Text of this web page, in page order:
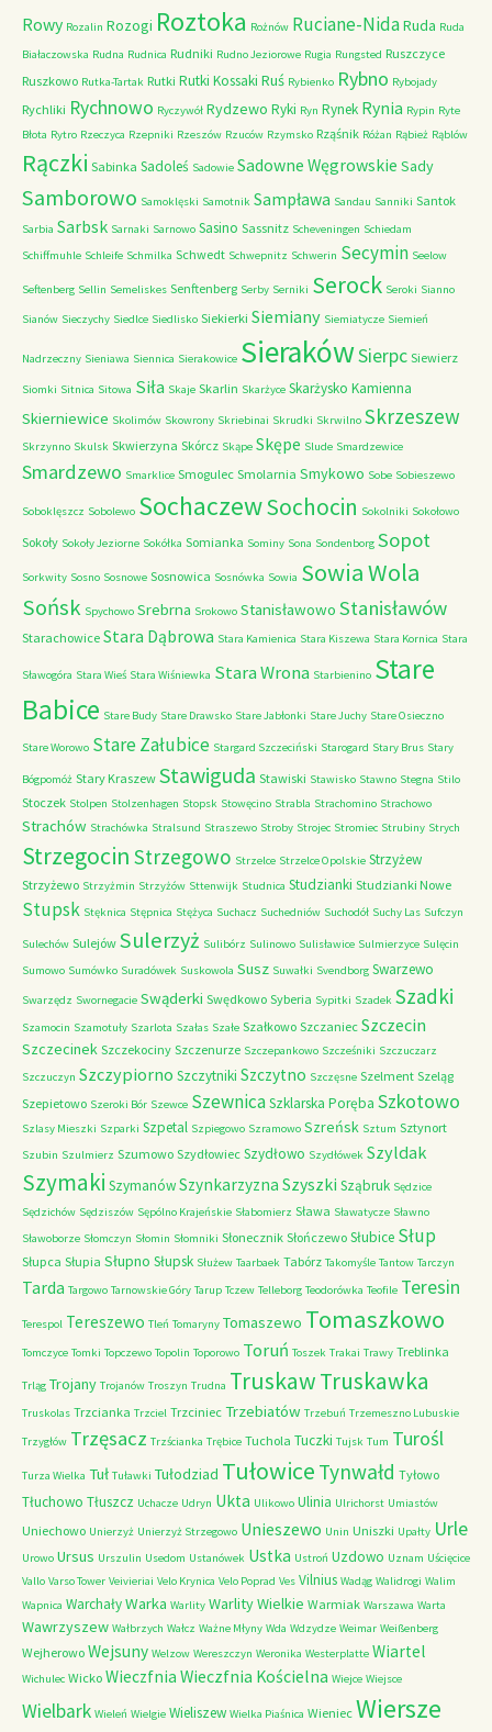
Rowy Rozalin Rozogi Roztoka Rożnów Ruciane-NidaRuda Ruda
Białaczowska Rudna Rudnica Rudniki Rudno Jeziorowe Rugia Rungsted Ruszczyce
Ruszkowo Rutka-Tartak Rutki Rutki Kossaki Ruś Rybienko Rybno Rybojady
Rychliki Rychnowo Ryczywół Rydzewo Ryki Ryn Rynek Rynia Rypin Ryte
Błota Rytro Rzeczyca Rzepniki Rzeszów Rzuców Rzymsko Rząśnik Różan Rąbież Rąblów
Rączki Sabinka Sadoleś Sadowie Sadowne Węgrowskie Sady
Samborowo Samoklęski Samotnik Sampława Sandau Sanniki Santok
Sarbia Sarbsk Sarnaki Sarnowo Sasino Sassnitz Scheveningen Schiedam
Schiffmuhle Schleife Schmilka Schwedt Schwepnitz Schwerin Secymin Seelow
Seftenberg Sellin Semeliskes Senftenberg Serby Serniki Serock Seroki Sianno
Sianów Sieczychy Siedlce Siedlisko Siekierki Siemiany Siemiatycze Siemień
Nadrzeczny Sieniawa Siennica Sierakowice SierakówSierpc Siewierz
Siomki Sitnica Sitowa Siła Skaje Skarlin Skarżyce Skarżysko Kamienna
Skierniewice Skolimów Skowrony Skriebinai Skrudki Skrwilno Skrzeszew
Skrzynno Skulsk Skwierzyna Skórcz Skąpe Skępe Slude Smardzewice
Smardzewo Smarklice Smogulec Smolarnia Smykowo Sobe Sobieszewo
Soboklęszcz Sobolewo SochaczewSochocin Sokolniki Sokołowo
Sokoły Sokoły Jeziorne Sokółka Somianka Sominy Sona Sondenborg Sopot
Sorkwity Sosno Sosnowe Sosnowica Sosnówka Sowia Sowia Wola
Sońsk Spychowo Srebrna Srokowo Stanisławowo Stanisławów
Starachowice Stara Dąbrowa Stara Kamienica Stara Kiszewa Stara Kornica Stara
Sławogóra Stara Wieś Stara Wiśniewka Stara Wrona Starbienino Stare
Babice Stare Budy Stare Drawsko Stare Jabłonki Stare Juchy Stare Osieczno
Stare Worowo Stare Załubice Stargard Szczeciński Starogard Stary Brus Stary
Bógpomóż Stary Kraszew Stawiguda Stawiski Stawisko Stawno Stegna Stilo
Stoczek Stolpen Stolzenhagen Stopsk Stowęcino Strabla Strachomino Strachowo
Strachów Strachówka Stralsund Straszewo Stroby Strojec Stromiec Strubiny Strych
Strzegocin Strzegowo Strzelce Strzelce Opolskie Strzyżew
Strzyżewo Strzyżmin Strzyżów Sttenwijk Studnica Studzianki Studzianki Nowe
Stupsk Stęknica Stępnica Stężyca Suchacz Suchedniów Suchodół Suchy Las Sufczyn
Sulechów Sulejów Sulerzyż Sulibórz Sulinowo Sulisławice Sulmierzyce Sulęcin
Sumowo Sumówko Suradówek Suskowola Susz Suwałki Svendborg Swarzewo
Swarzędz Swornegacie Swąderki Swędkowo Syberia Sypitki Szadek Szadki
Szamocin Szamotuły Szarlota Szałas Szałe Szałkowo Szczaniec Szczecin
Szczecinek Szczekociny Szczenurze Szczepankowo Szcześniki Szczuczarz
Szczuczyn Szczypiorno Szczytniki Szczytno Szczęsne Szelment Szeląg
Szepietowo Szeroki Bór Szewce SzewnicaSzklarska Poręba Szkotowo
Szlasy Mieszki Szparki Szpetal Szpiegowo Szramowo Szreńsk Sztum Sztynort
Szubin Szulmierz Szumowo Szydłowiec Szydłowo Szydłówek Szyldak
Szymaki SzymanówSzynkarzyzna Szyszki Sząbruk Sędzice
Sędzichów Sędziszów Sępólno Krajeńskie Słabomierz Sława Sławatycze Sławno
Sławoborze Słomczyn Słomin Słomniki Słonecznik Słończewo Słubice Słup
Słupca Słupia Słupno Słupsk Służew Taarbaek Tabórz Takomyśle Tantow Tarczyn
Tarda Targowo Tarnowskie Góry Tarup Tczew Telleborg Teodorówka Teofile Teresin
Terespol Tereszewo Tleń Tomaryny Tomaszewo Tomaszkowo
Tomczyce Tomki Topczewo Topolin Toporowo Toruń Toszek Trakai Trawy Treblinka
Trląg Trojany Trojanów Troszyn Trudna TruskawTruskawka
Truskolas Trzcianka Trzciel Trzciniec Trzebiatów Trzebuń Trzemeszno Lubuskie
Trzygłów Trzęsacz Trzścianka Trębice Tuchola Tuczki Tujsk Tum Turośl
Turza Wielka Tuł Tuławki Tułodziad Tułowice Tynwałd Tyłowo
Tłuchowo Tłuszcz Uchacze Udryn Ukta Ulikowo Ulinia Ulrichorst Umiastów
Uniechowo Unierzyż Unierzyż Strzegowo Unieszewo Unin Uniszki Upałty Urle
Urowo Ursus Urszulin Usedom Ustanówek Ustka Ustroń Uzdowo Uznam Uścięcice
Vallo Varso Tower Veivieriai Velo Krynica Velo Poprad Ves Vilnius Wadąg Walidrogi Walim
Wapnica WarchałyWarka Warlity Warlity Wielkie Warmiak Warszawa Warta
Wawrzyszew Wałbrzych Wałcz Ważne Młyny Wda Wdzydze Weimar Weißenberg
Wejherowo Wejsuny Welzow Wereszczyn Weronika Westerplatte Wiartel
Wichulec Wicko Wieczfnia Wieczfnia Kościelna Wiejce Wiejsce
Wielbark Wieleń Wielgie Wieliszew Wielka Piaśnica Wieniec Wiersze